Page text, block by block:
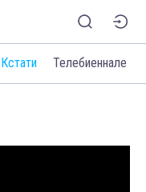
Кстати Телебиеннале